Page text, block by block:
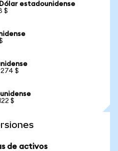
estadounidense
$
$
$
de activos